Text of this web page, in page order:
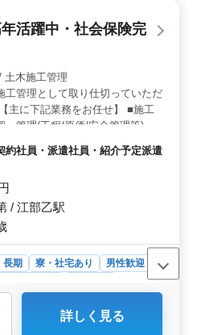
ます。経済的な負担を軽減
。
活躍中・社会保険完
工管理 / 土木施工管理
管理として取り仕切っていただ
主に下記業務をお任せ】 ■施工
・管理(工程/原価/安全管理等) ■
の立ち合い・調整 ■工事計画・発
料作成や変更作業 など ◎【有資
代の経験者歓迎です。
約社員・派遣社員・紹介予定派遣
/ 江部乙駅
長期 寮・社宅あり
男性歓迎
かせる環境＞ 経験豊富な
詳しく見る